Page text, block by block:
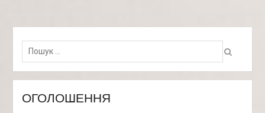
Пошук:
ОГОЛОШЕННЯ